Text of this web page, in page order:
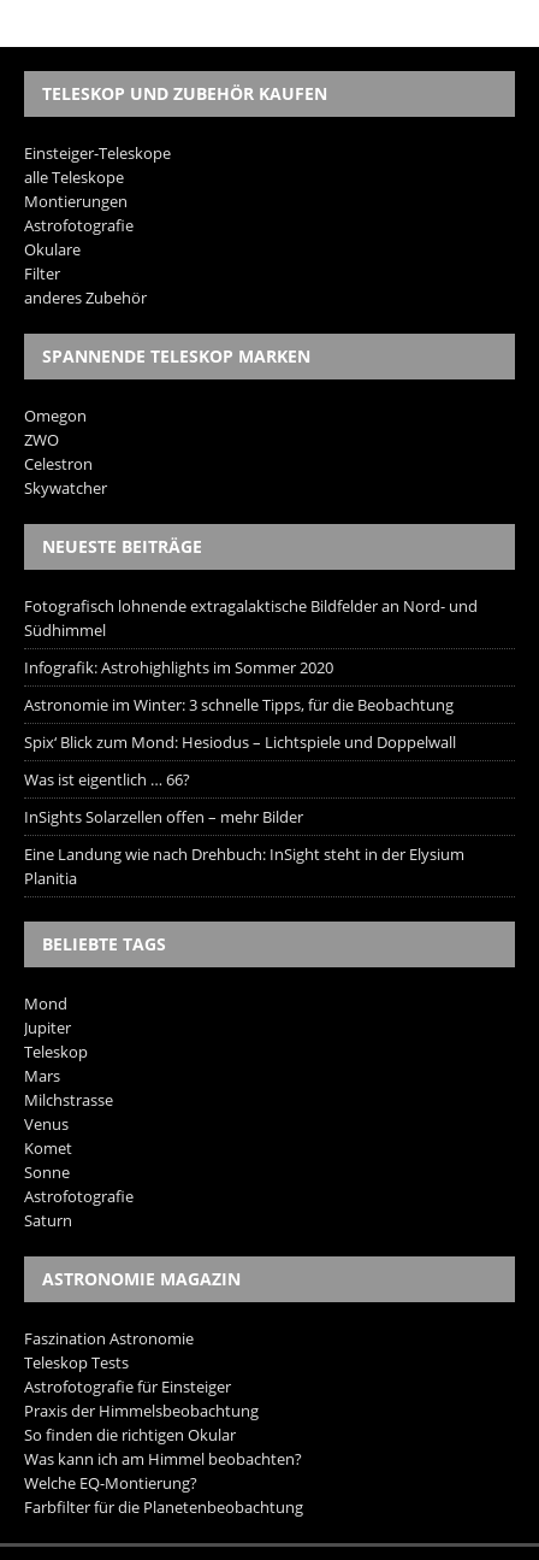
TELESKOP UND ZUBEHÖR KAUFEN
Einsteiger-Teleskope
alle Teleskope
Montierungen
Astrofotografie
Okulare
Filter
anderes Zubehör
SPANNENDE TELESKOP MARKEN
Omegon
ZWO
Celestron
Skywatcher
NEUESTE BEITRÄGE
Fotografisch lohnende extragalaktische Bildfelder an Nord- und
Südhimmel
Infografik: Astrohighlights im Sommer 2020
Astronomie im Winter: 3 schnelle Tipps, für die Beobachtung
Spix‘ Blick zum Mond: Hesiodus – Lichtspiele und Doppelwall
Was ist eigentlich … 66?
InSights Solarzellen offen – mehr Bilder
Eine Landung wie nach Drehbuch: InSight steht in der Elysium
Planitia
BELIEBTE TAGS
Mond
Jupiter
Teleskop
Mars
Milchstrasse
Venus
Komet
Sonne
Astrofotografie
Saturn
ASTRONOMIE MAGAZIN
Faszination Astronomie
Teleskop Tests
Astrofotografie für Einsteiger
Praxis der Himmelsbeobachtung
So finden die richtigen Okular
Was kann ich am Himmel beobachten?
Welche EQ-Montierung?
Farbfilter für die Planetenbeobachtung